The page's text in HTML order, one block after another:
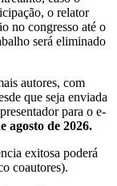
o relator
no congresso até o
será eliminado
autores, com
que seja enviada
para o e-
agosto de 2026.
exitosa poderá
coautores).